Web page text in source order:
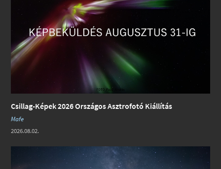
Csillag-Képek 2026 Országos Asztrofotó Kiállítás
Mafe
2026.08.02.